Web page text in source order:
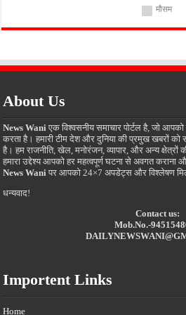
मौसम
About Us
News Wani एक विश्वसनीय समाचार पोर्टल है, जो
करता है। हमारी टीम देश और दुनिया की प्रमुख खबरों
है। हम राजनीति, खेल, मनोरंजन, व्यापार, और अन्य
हमारा उद्देश्य आपको हर महत्वपूर्ण घटना से अवगत कराना
News Wani पर आपको 24×7 अपडेट्स और विश्लेषण
धन्यवाद!
Contact us:
Mob.No.-
Importent Links
Home